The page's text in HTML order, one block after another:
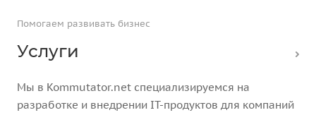
Помогаем развивать бизнес
Услуги
Мы в Kommutator.net специализируемся на
разработке и внедрении IT-продуктов для компаний